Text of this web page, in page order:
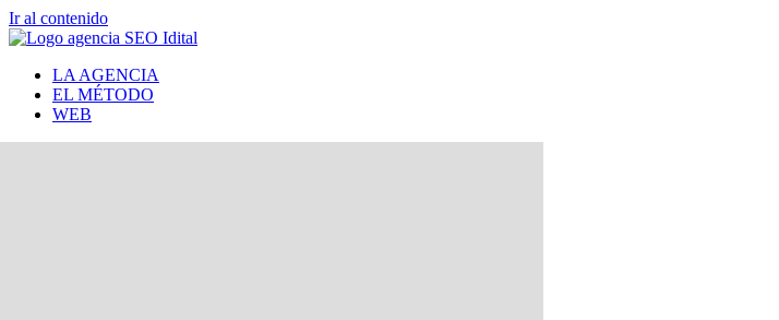
Ir al contenido
LA AGENCIA
EL MÉTODO
WEB